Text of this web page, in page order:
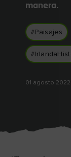
castillo de
manera.
#Paisajes
01 agosto 2022